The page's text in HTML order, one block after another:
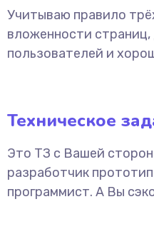
Учитываю правило
вложенности
пользователей и
Техническое
Это ТЗ с Вашей
разработчик
программист. А Вы